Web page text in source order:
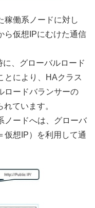
稼働系ノードに対し
ら仮想IPにむけた通信
、グローバルロード
とにより、HAクラス
ロードバランサーの
ています。
ノードへは、グローバ
仮想IP）を利用して通